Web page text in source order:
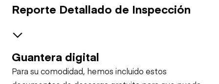
Reporte Detallado de Inspección
Safety
Rear Engine
Guantera digital
Para su comodidad, hemos incluido estos